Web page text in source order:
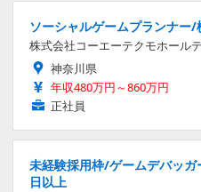
ソーシャルゲームプランナー
株式会社コーエーテクモホール
神奈川県
年収480万円～860万円
正社員
未経験採用枠/ゲームデバッ
日以上